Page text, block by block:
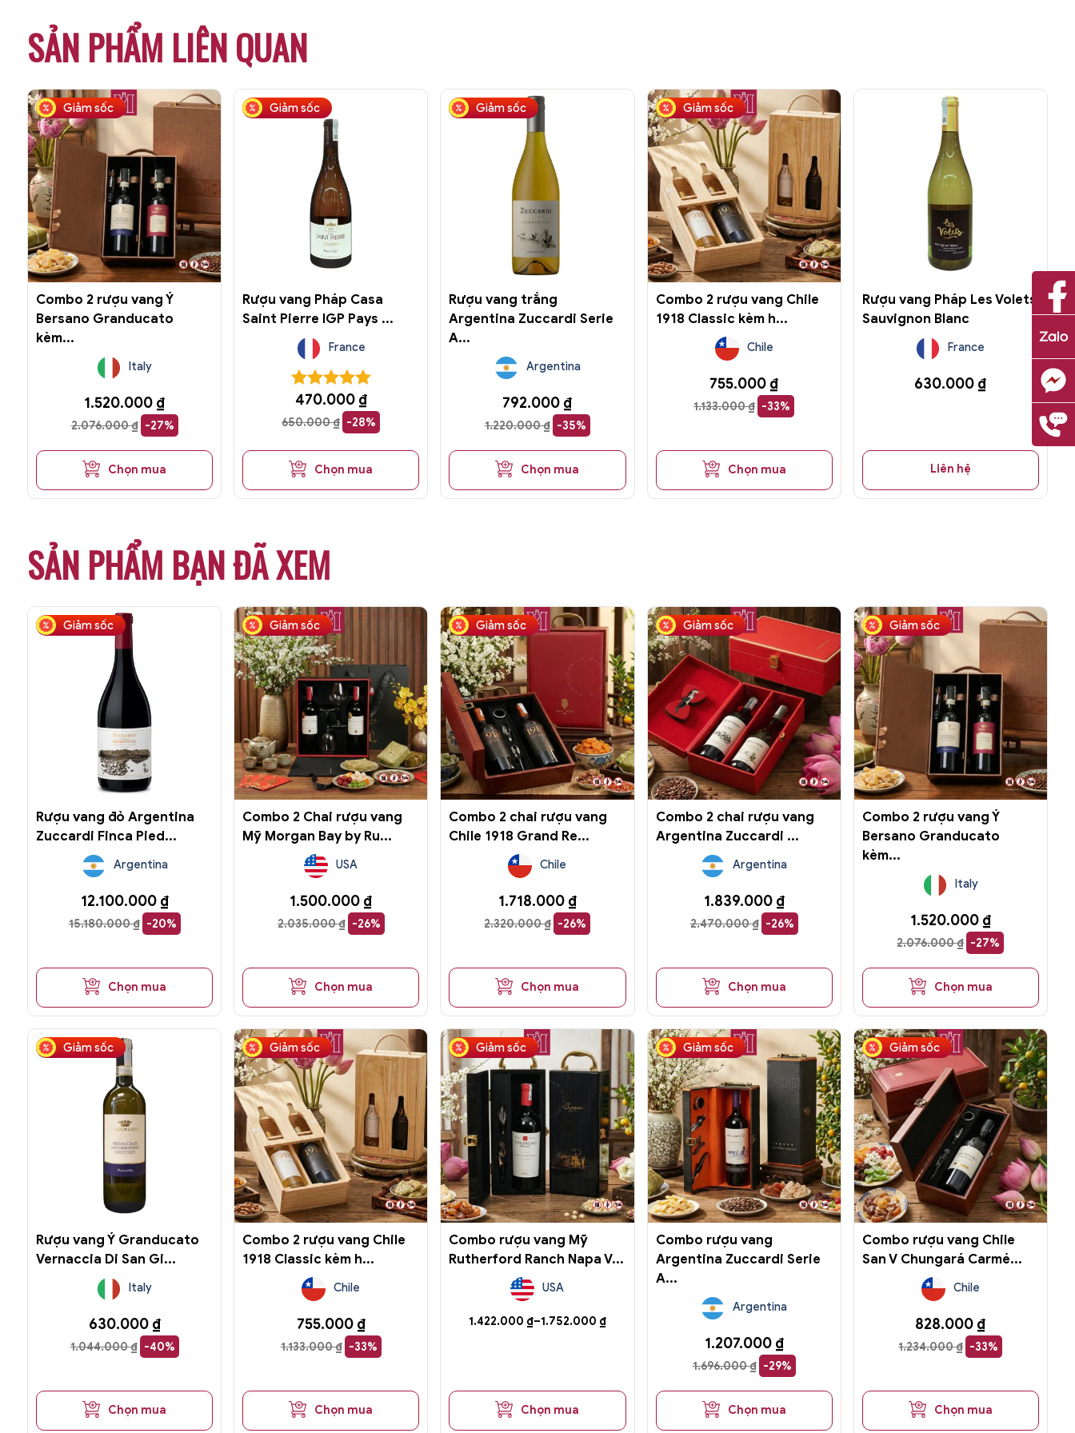
SẢN PHẨM LIÊN QUAN
Giảm sốc
Combo 2 rượu vang Ý
Bersano Granducato
kèm...
Italy
2.076.000₫ -27%
1.520.000 ₫
Chọn mua
Giảm sốc
Rượu vang Pháp Casa
Saint Pierre IGP Pays ...
France
650.000₫ -28%
470.000 ₫
Chọn mua
Giảm sốc
Rượu vang trắng
Argentina Zuccardi Serie
A...
Argentina
1.220.000₫ -35%
792.000 ₫
Chọn mua
Giảm sốc
Combo 2 rượu vang Chile
1918 Classic kèm h...
Chile
1.133.000₫ -33%
755.000 ₫
Chọn mua
Rượu vang Pháp Les Volets
Sauvignon Blanc
France
630.000 ₫
Liên hệ
SẢN PHẨM BẠN ĐÃ XEM
Giảm sốc
Rượu vang đỏ Argentina
Zuccardi Finca Pied...
Argentina
15.180.000₫ -20%
12.100.000 ₫
Chọn mua
Giảm sốc
Combo 2 Chai rượu vang
Mỹ Morgan Bay by Ru...
USA
2.035.000₫ -26%
1.500.000 ₫
Chọn mua
Giảm sốc
Combo 2 chai rượu vang
Chile 1918 Grand Re...
Chile
2.320.000₫ -26%
1.718.000 ₫
Chọn mua
Giảm sốc
Combo 2 chai rượu vang
Argentina Zuccardi ...
Argentina
2.470.000₫ -26%
1.839.000 ₫
Chọn mua
Giảm sốc
Combo 2 rượu vang Ý
Bersano Granducato
kèm...
Italy
2.076.000₫ -27%
1.520.000 ₫
Chọn mua
Giảm sốc
Rượu vang Ý Granducato
Vernaccia Di San Gi...
Italy
1.044.000₫ -40%
630.000 ₫
Chọn mua
Giảm sốc
Combo 2 rượu vang Chile
1918 Classic kèm h...
Chile
1.133.000₫ -33%
755.000 ₫
Chọn mua
Giảm sốc
Combo rượu vang Mỹ
Rutherford Ranch Napa V...
USA
1.422.000 ₫–1.752.000 ₫
Khoảng
Chọn mua
Sản
phẩm
này
có
nhiều
biến
thể.
Các
tùy
chọn
có
thể
được
chọn
phẩm
Giảm sốc
Combo rượu vang
Argentina Zuccardi Serie
A...
Argentina
1.696.000₫ -29%
1.207.000 ₫
Chọn mua
Giảm sốc
Combo rượu vang Chile
San V Chungará Carmé...
Chile
1.234.000₫ -33%
828.000 ₫
Chọn mua